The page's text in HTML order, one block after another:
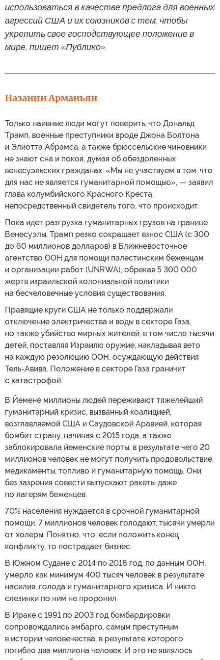
использоваться в качестве предлога для военных
агрессий США и их союзников с тем, чтобы
укрепить свое господствующее положение в
мире, пишет «Публико».
Назанин Арманьян
Только наивные люди могут поверить, что Дональд
Трамп, военные преступники вроде Джона Болтона
и Элиотта Абрамса, а также брюссельские чиновники
не знают сна и покоя, думая об обездоленных
венесуэльских гражданах. «Мы не участвуем в том, что
для нас не является гуманитарной помощью», — заявил
глава колумбийского Красного Креста,
непосредственный свидетель того, что происходит.
Пока идет разгрузка гуманитарных грузов на границе
Венесуэлы, Трамп резко сокращает взнос США (с 300
до 60 миллионов долларов) в Ближневосточное
агентство ООН для помощи палестинским беженцам
и организации работ (UNRWA), обрекая 5 300 000
жертв израильской колониальной политики
на бесчеловечные условия существования.
Правящие круги США не только поддержали
отключение электричества и воды в секторе Газа,
но также убийство мирных жителей, в том числе тысячи
детей, поставляя Израилю оружие, накладывая вето
на каждую резолюцию ООН, осуждающую действия
Тель-Авива. Положение в секторе Газа граничит
с катастрофой.
В Йемене миллионы людей переживают тяжелейший
гуманитарный кризис, вызванный коалицией,
возглавляемой США и Саудовской Аравией, которая
бомбит страну, начиная с 2015 года, а также
заблокировала йеменские порты, в результате чего 20
миллионов человек не могут получить продовольствие,
медикаменты, топливо и гуманитарную помощь. Они
без зазрения совести выпускают ракеты даже
по лагерям беженцев.
70% населения нуждается в срочной гуманитарной
помощи. 7 миллионов человек голодают, тысячи умерли
от холеры. Понятно, что, если положить конец
конфликту, то пострадает бизнес.
В Южном Судане с 2014 по 2018 год, по данным ООН,
умерло как минимум 400 тысяч человек в результате
насилия, голода и гуманитарного кризиса. И никто
слезинки по ним не проронил.
В Ираке с 1991 по 2003 год бомбардировки
сопровождались эмбарго, самым преступным
в истории человечества, в результате которого
погибло два миллиона человек. И это не являлось